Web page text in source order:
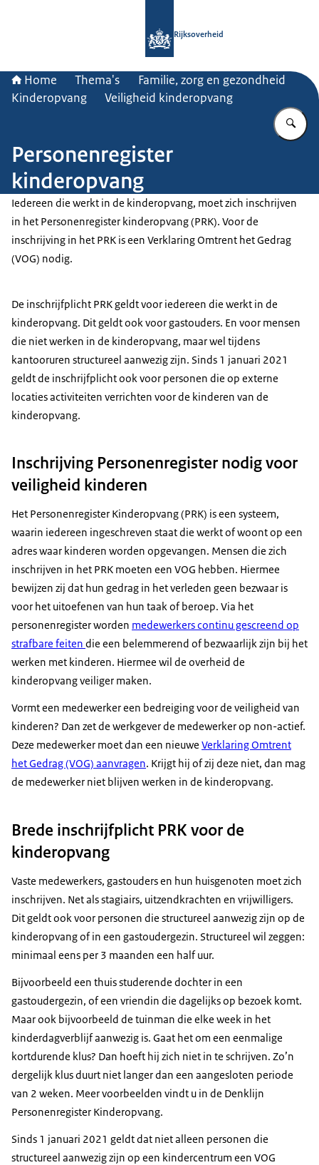
Rijksoverheid
Home Thema's
Familie, zorg en gezondheid
Kinderopvang
Veiligheid kinderopvang
Personenregister
kinderopvang
Iedereen die werkt in de kinderopvang, moet zich inschrijven
in het Personenregister kinderopvang (PRK). Voor de
inschrijving in het PRK is een Verklaring Omtrent het Gedrag
(VOG) nodig.
De inschrijfplicht PRK geldt voor iedereen die werkt in de
kinderopvang. Dit geldt ook voor gastouders. En voor mensen
die niet werken in de kinderopvang, maar wel tijdens
kantooruren structureel aanwezig zijn. Sinds 1 januari 2021
geldt de inschrijfplicht ook voor personen die op externe
locaties activiteiten verrichten voor de kinderen van de
kinderopvang.
Inschrijving Personenregister nodig voor
veiligheid kinderen
Het Personenregister Kinderopvang (PRK) is een systeem,
waarin iedereen ingeschreven staat die werkt of woont op een
adres waar kinderen worden opgevangen. Mensen die zich
inschrijven in het PRK moeten een VOG hebben. Hiermee
bewijzen zij dat hun gedrag in het verleden geen bezwaar is
voor het uitoefenen van hun taak of beroep. Via het
personenregister worden medewerkers continu gescreend op
strafbare feiten die een belemmerend of bezwaarlijk zijn bij het
werken met kinderen. Hiermee wil de overheid de
kinderopvang veiliger maken.
Vormt een medewerker een bedreiging voor de veiligheid van
kinderen? Dan zet de werkgever de medewerker op non-actief.
Deze medewerker moet dan een nieuwe Verklaring Omtrent
het Gedrag (VOG) aanvragen. Krijgt hij of zij deze niet, dan mag
de medewerker niet blijven werken in de kinderopvang.
Brede inschrijfplicht PRK voor de
kinderopvang
Vaste medewerkers, gastouders en hun huisgenoten moet zich
inschrijven. Net als stagiairs, uitzendkrachten en vrijwilligers.
Dit geldt ook voor personen die structureel aanwezig zijn op de
kinderopvang of in een gastoudergezin. Structureel wil zeggen:
minimaal eens per 3 maanden een half uur.
Bijvoorbeeld een thuis studerende dochter in een
gastoudergezin, of een vriendin die dagelijks op bezoek komt.
Maar ook bijvoorbeeld de tuinman die elke week in het
kinderdagverblijf aanwezig is. Gaat het om een eenmalige
kortdurende klus? Dan hoeft hij zich niet in te schrijven. Zo’n
dergelijk klus duurt niet langer dan een aangesloten periode
van 2 weken. Meer voorbeelden vindt u in de Denklijn
Personenregister Kinderopvang.
Sinds 1 januari 2021 geldt dat niet alleen personen die
structureel aanwezig zijn op een kindercentrum een VOG